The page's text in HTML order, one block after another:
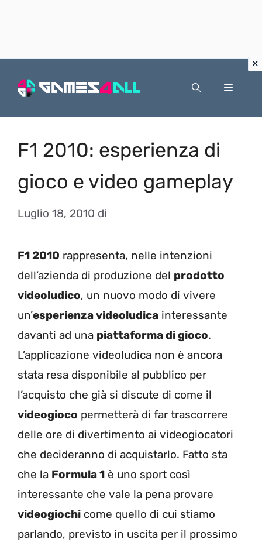
Menu
F1 2010: esperienza di
gioco e video gameplay
Luglio 18, 2010 di
F1 2010 rappresenta, nelle intenzioni
dell’azienda di produzione del prodotto
videoludico, un nuovo modo di vivere
un’esperienza videoludica interessante
davanti ad una piattaforma di gioco.
L’applicazione videoludica non è ancora
stata resa disponibile al pubblico per
l’acquisto che già si discute di come il
videogioco permetterà di far trascorrere
delle ore di divertimento ai videogiocatori
che decideranno di acquistarlo. Fatto sta
che la Formula 1 è uno sport così
interessante che vale la pena provare
videogiochi come quello di cui stiamo
parlando, previsto in uscita per il prossimo